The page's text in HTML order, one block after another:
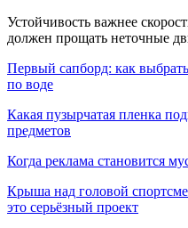
Устойчивость важнее
должен прощать неточные
Первый сапборд: как
по воде
Какая пузырчатая пленка
предметов
Когда реклама становится
Крыша над головой
это серьёзный проект